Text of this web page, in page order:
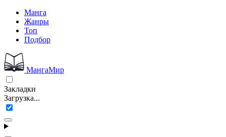
Манга
Жанры
Топ
Подбор
МангаМир
Закладки
Загрузка...